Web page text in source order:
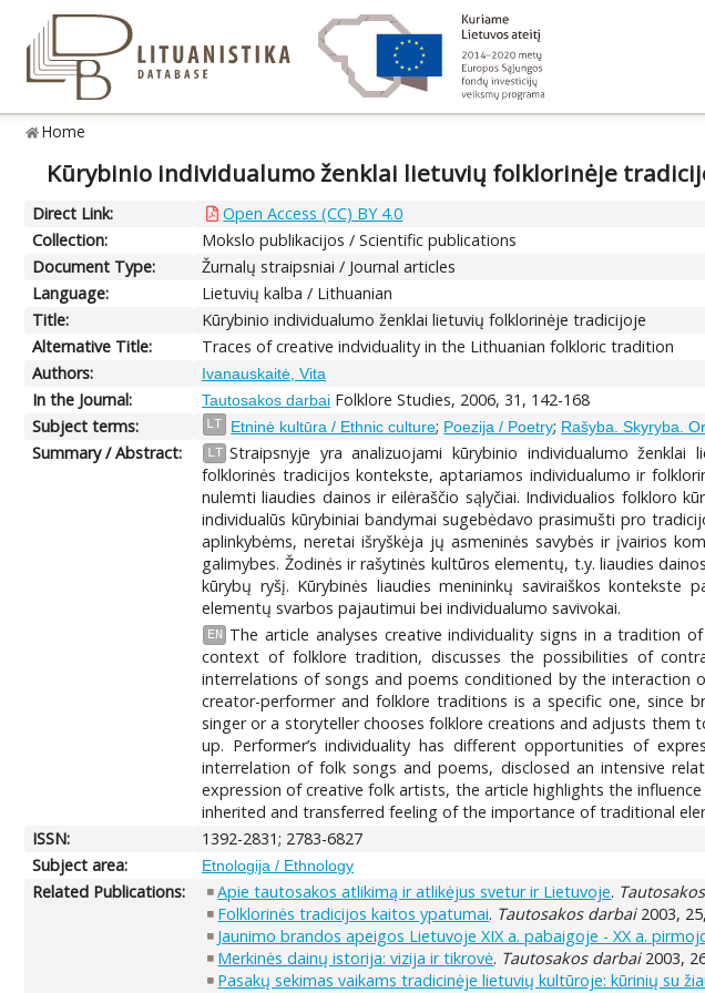
Home
Kūrybinio individualumo ženklai lietuvių folklorinėje
Direct Link:
Open Access (CC) BY 4.0
Collection:
Mokslo publikacijos / Scientific publications
Document Type:
Žurnalų straipsniai / Journal articles
Language:
Lietuvių kalba / Lithuanian
Title:
Kūrybinio individualumo ženklai lietuvių folklorinėje tradicijoje
Alternative Title:
Traces of creative indviduality in the Lithuanian folkloric tradition
Authors:
Ivanauskaitė, Vita
In the Journal: Tautosakos darbai Folklore Studies, 2006, 31, 142-168
Subject terms:
LT Etninė kultūra / Ethnic culture; Poezija / Poetry; Rašyba. Skyryba.
Summary / Abstract: LT Straipsnyje yra analizuojami kūrybinio individualumo
folklorinės tradicijos kontekste, aptariamos individualumo ir
nulemti liaudies dainos ir eilėraščio sąlyčiai. Individualios folkloro
individualūs kūrybiniai bandymai sugebėdavo prasimušti pro
aplinkybėms, neretai išryškėja jų asmeninės savybės ir įvairios
galimybes. Žodinės ir rašytinės kultūros elementų, t.y. liaudies
kūrybų ryšį. Kūrybinės liaudies menininkų saviraiškos
elementų svarbos pajautimui bei individualumo savivokai.
EN
The article analyses creative individuality signs in a tradition
context of folklore tradition, discusses the possibilities of
interrelations of songs and poems conditioned by the interaction
creator-performer and folklore traditions is a specific one, since
singer or a storyteller chooses folklore creations and adjusts them
up. Performer’s individuality has different opportunities of
interrelation of folk songs and poems, disclosed an intensive
expression of creative folk artists, the article highlights the
inherited and transferred feeling of the importance of traditional
ISSN:
1392-2831; 2783-6827
Subject area:
Etnologija / Ethnology
Related Publications: Apie tautosakos atlikimą ir atlikėjus svetur ir Lietuvoje.
Folklorinės tradicijos kaitos ypatumai. Tautosakos darbai2003,
Jaunimo brandos apeigos Lietuvoje XIX a. pabaigoje - XX a.
Merkinės dainų istorija: vizija ir tikrovė. Tautosakos darbai2003,
Pasakų sekimas vaikams tradicinėje lietuvių kultūroje: kūrinių su